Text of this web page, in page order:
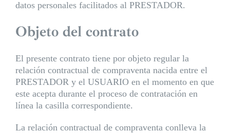
datos personales facilitados al PRESTADOR.
Objeto del contrato
El presente contrato tiene por objeto regular la
relación contractual de compraventa nacida entre el
PRESTADOR y el USUARIO en el momento en que
este acepta durante el proceso de contratación en
línea la casilla correspondiente.
La relación contractual de compraventa conlleva la